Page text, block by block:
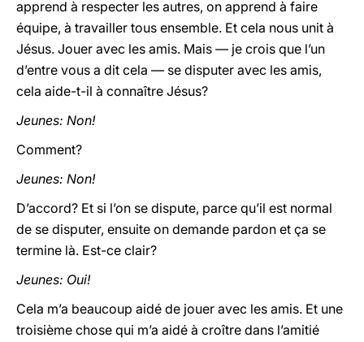
apprend à respecter les autres, on apprend à faire
équipe, à travailler tous ensemble. Et cela nous unit à
Jésus. Jouer avec les amis. Mais — je crois que l’un
d’entre vous a dit cela — se disputer avec les amis,
cela aide-t-il à connaître Jésus?
Jeunes: Non!
Comment?
Jeunes: Non!
D’accord? Et si l’on se dispute, parce qu’il est normal
de se disputer, ensuite on demande pardon et ça se
termine là. Est-ce clair?
Jeunes: Oui!
Cela m’a beaucoup aidé de jouer avec les amis. Et une
troisième chose qui m’a aidé à croître dans l’amitié